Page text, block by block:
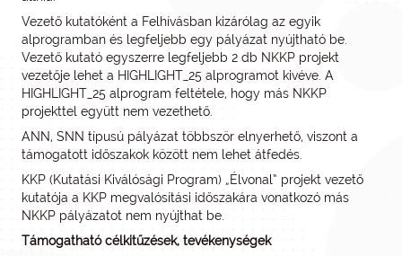
Vezető kutatóként a Felhívásban kizárólag az egyik
alprogramban és legfeljebb egy pályázat nyújtható be.
Vezető kutató egyszerre legfeljebb 2 db NKKP projekt
vezetője lehet a HIGHLIGHT_25 alprogramot kivéve. A
HIGHLIGHT_25 alprogram feltétele, hogy más NKKP
projekttel együtt nem vezethető.
ANN, SNN típusú pályázat többször elnyerhető, viszont a
támogatott időszakok között nem lehet átfedés.
KKP (Kutatási Kiválósági Program) „Élvonal” projekt vezető
kutatója a KKP megvalósítási időszakára vonatkozó más
NKKP pályázatot nem nyújthat be.
Támogatható célkitűzések, tevékenységek